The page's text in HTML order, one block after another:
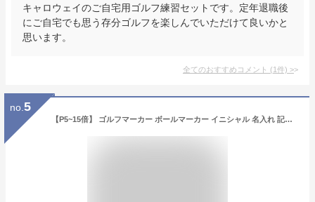
キャロウェイのご自宅用ゴルフ練習セットです。定年退職後
にご自宅でも思う存分ゴルフを楽しんでいただけて良いかと
思います。
全てのおすすめコメント (1件) >
no. 5
【P5~15倍】 ゴルフマーカー ボールマーカー イニシャル 名入れ 記念品 ゴルフ用品 k10